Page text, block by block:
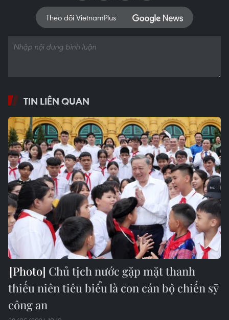
Theo dõi VietnamPlus
TIN LIÊN QUAN
Chủ tịch nước gặp mặt thanh
thiếu niên tiêu biểu là con cán bộ chiến sỹ
công an